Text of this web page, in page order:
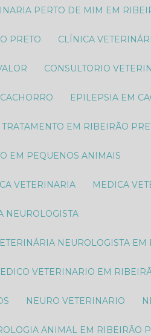
PERTO DE MIM EM
PRETO CLÍNICA
CONSULTORIO
EPILEPSIA EM
TRATAMENTO EM RIBEIRÃO
EM PEQUENOS ANIMAIS​
VETERINARIA MEDICA
NEUROLOGISTA
NEUROLOGISTA
MEDICO VETERINARIO EM
NEURO VETERINARIO
ANIMAL​ EM RIBEIRÃO